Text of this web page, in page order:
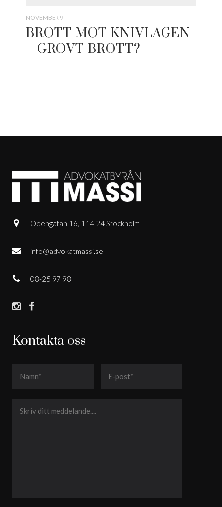
NOVEMBER 9
BROTT MOT KNIVLAGEN
– GROVT BROTT?
Kontakta oss
Odengatan 16, 114 24 Stockholm
info@advokatmassi.se
08-25 97 98